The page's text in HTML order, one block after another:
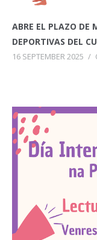
ABRE EL PLAZO DE
DEPORTIVAS DEL
16 SEPTEMBER 2025 /